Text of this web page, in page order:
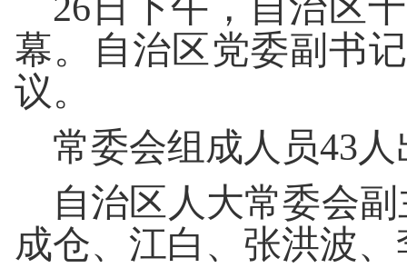
幕。自治区党委副书
议。
常委会组成人员43
自治区人大常委会
成仓、江白、张洪波